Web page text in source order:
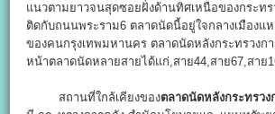
แนวตามยาวจนสุดซอยฝั่งด้านทิศเหนือของกระท
ติดกับถนนพระราม6 ตลาดนัดนี้อยู่ใจกลางเมืองแ
ของคนกรุงเทพมหานคร ตลาดนัดหลังกระทรวงก
หน้าตลาดนัดหลายสายได้แก่,สาย44,สาย67,สาย
สถานที่ใกล้เคียงของตลาดนัดหลังกระทรวง